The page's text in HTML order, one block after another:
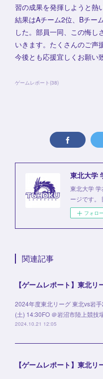
習の成果を発揮しようと熱
結果はAチーム2位、Bチー
した。部員一同、この悔し
いきます。たくさんのご声
今後とも応援宜しくお願い
ゲームレポート (38)
東北大学
東北大学
ージです。
フォロー
関連記事
2024年度東北リーグ 東北vs岩
(土) 14:30FO ＠岩沼市陸上競技
2024.10.21 12:05
【ゲームレポート】東北リ